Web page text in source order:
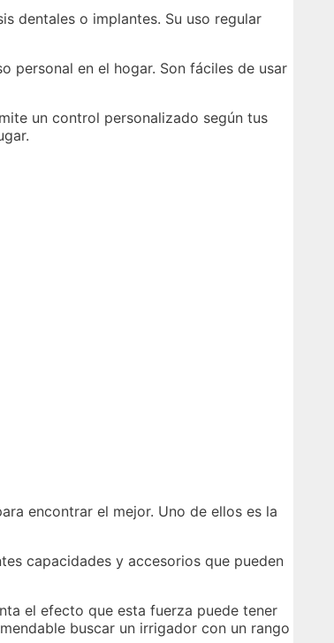
dentales o implantes. Su uso regular
personal en el hogar. Son fáciles de usar
un control personalizado según tus
encontrar el mejor. Uno de ellos es la
capacidades y accesorios que pueden
el efecto que esta fuerza puede tener
buscar un irrigador con un rango